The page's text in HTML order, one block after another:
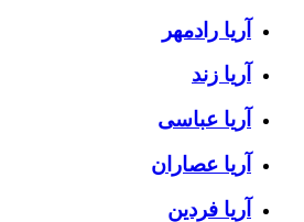
آریا رادمهر
آریا زند
آریا عباسی
آریا عصاران
آریا فردین